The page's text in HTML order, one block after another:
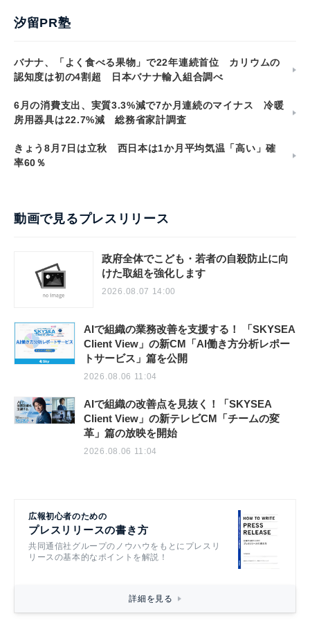
汐留PR塾
バナナ、「よく食べる果物」で22年連続首位 カリウムの
認知度は初の4割超 日本バナナ輸入組合調べ
6月の消費支出、実質3.3%減で7か月連続のマイナス 冷暖
房用器具は22.7%減 総務省家計調査
きょう8月7日は立秋 西日本は1か月平均気温「高い」確
率60％
動画で見るプレスリリース
政府全体でこども・若者の自殺防止に向
けた取組を強化します
2026.08.07 14:00
AIで組織の業務改善を支援する！ 「SKYSEA
Client View」の新CM「AI働き方分析レポー
トサービス」篇を公開
2026.08.06 11:04
AIで組織の改善点を見抜く！「SKYSEA
Client View」の新テレビCM「チームの変
革」篇の放映を開始
2026.08.06 11:04
広報初心者のための
プレスリリースの書き方
共同通信社グループのノウハウをもとにプレスリ
リースの基本的なポイントを解説！
詳細を見る